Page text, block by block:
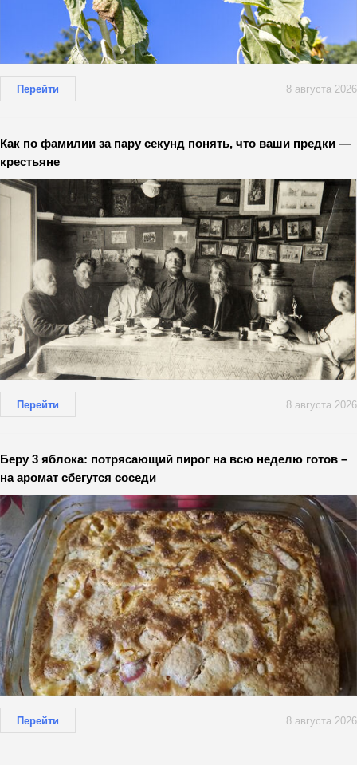
Перейти 8 августа 2026
Как по фамилии за пару секунд понять, что ваши предки —
крестьяне
Перейти 8 августа 2026
Беру 3 яблока: потрясающий пирог на всю неделю готов –
на аромат сбегутся соседи
Перейти 8 августа 2026